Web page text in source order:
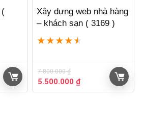
(
Xây dựng web nhà hàng
– khách sạn ( 3169 )
★ ★ ★ ★ ★
7.800.000₫
Giá
gốc
5.500.000 ₫Giá
hiện